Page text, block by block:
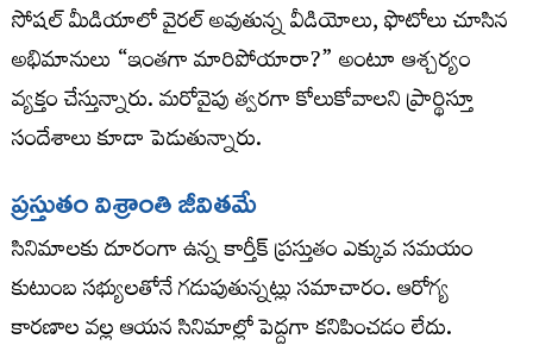
సోషల్ మీడియాలో వైరల్ అవుతున్న వీడియోలు, ఫొటోలు చూసిన
అభిమానులు “ఇంతగా మారిపోయారా?” అంటూ ఆశ్చర్యం
వ్యక్తం చేస్తున్నారు. మరోవైపు త్వరగా కోలుకోవాలని ప్రార్థిస్తూ
సందేశాలు కూడా పెడుతున్నారు.
ప్రస్తుతం విశ్రాంతి జీవితమే
సినిమాలకు దూరంగా ఉన్న కార్తీక్ ప్రస్తుతం ఎక్కువ సమయం
కుటుంబ సభ్యులతోనే గడుపుతున్నట్లు సమాచారం. ఆరోగ్య
కారణాల వల్ల ఆయన సినిమాల్లో పెద్దగా కనిపించడం లేదు.